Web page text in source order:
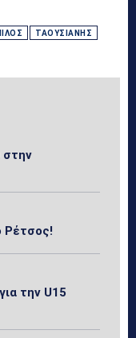
ΤΑΟΥΣΙΆΝΗΣ
στην
Ρέτσος!
την U15